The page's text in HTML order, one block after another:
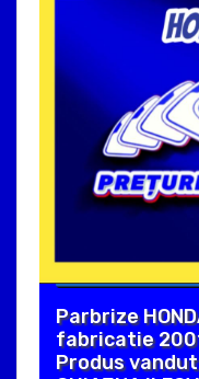
Parbrize
fabricatie
Produs